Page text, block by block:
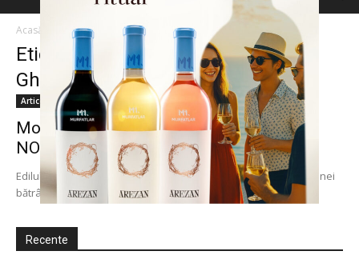
Acasă Etichete Alexandru Nicolae Gheorghe Gutzulescu
Etichetă: Alexandru Nicolae
Gheorghe Gutzulescu
Articole
Moşia boierului Gutzulescu a ajuns la UN
NOU CIOCOI, edilul din...
Edilul din Hălăuceşti a dat titlurile de proprietate pe 150 de ha unei
bătrâne de 95 de ani şi tot el a cumpărat imediat...
Recente